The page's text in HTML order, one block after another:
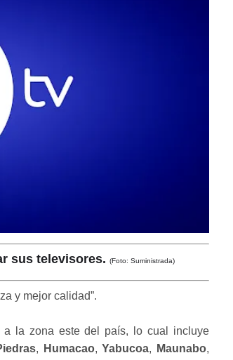
sus televisores. (Foto: Suministrada)
y mejor calidad”.
a la zona este del país, lo cual incluye
, Humacao,Yabucoa, Maunabo,